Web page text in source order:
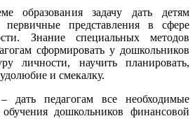
образования задачу дать детям
первичные представления в сфере
Знание специальных методов
сформировать у дошкольников
личности, научить планировать,
и смекалку.
дать педагогам все необходимые
дошкольников финансовой